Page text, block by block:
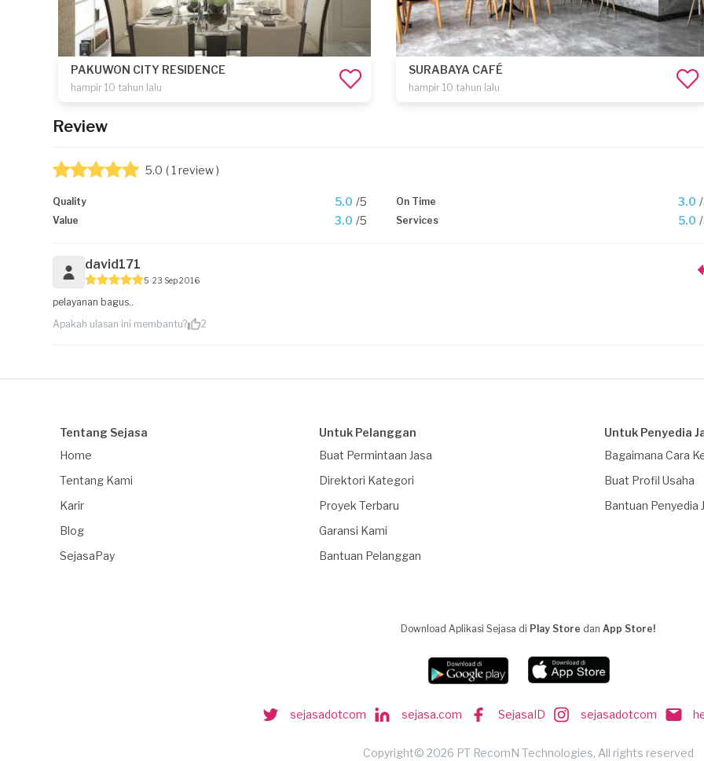
PAKUWON CITY RESIDENCE
hampir 10 tahun lalu
SURABAYA CAFÉ
hampir 10 tahun lalu
Review
5.0 ( 1 review )
Quality 5.0 /5 On Time 3.0
Value 3.0 /5 Services 5.0
david171
5 23 Sep 2016
pelayanan bagus..
Apakah ulasan ini membantu?
2
Tentang Sejasa
Home
Tentang Kami
Karir
Blog
SejasaPay
Untuk Pelanggan
Buat Permintaan Jasa
Direktori Kategori
Proyek Terbaru
Garansi Kami
Bantuan Pelanggan
Untuk Penyedia
Bagaimana Cara
Buat Profil Usaha
Bantuan Penyedia
Download Aplikasi Sejasa di Play Store dan App Store!
sejasadotcom sejasa.com SejasaID sejasadotcom
Copyright© 2026 PT RecomN Technologies, All rights reserved